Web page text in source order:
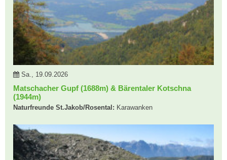
Sa., 19.09.2026
Matschacher Gupf (1688m) & Bärentaler Kotschna
(1944m)
Naturfreunde St.Jakob/Rosental: Karawanken